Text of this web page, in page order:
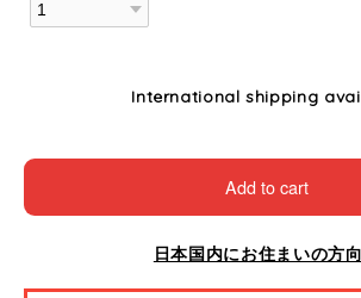
International shipping
Add to cart
日本国内にお住まいの方